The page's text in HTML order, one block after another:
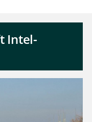
Intel-